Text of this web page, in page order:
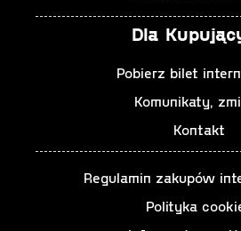
Autor: Ray Cooney & John Chapman
Reżyseria: Paweł Pitera
Scenografia: Rafał Waltenberger
Opracowanie muzyczne i aranżacje
Asystentka reżysera / inspicjentka:
Dla
Pobierz bilet
Komunikaty,
Kontakt
Regulamin zakupów
Polityka